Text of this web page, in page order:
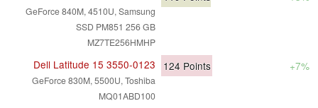
GeForce 840M, 4510U, Samsung
SSD PM851 256 GB
MZ7TE256HMHP
Dell Latitude 15 3550-0123
GeForce 830M, 5500U, Toshiba
MQ01ABD100
124 Points +7%